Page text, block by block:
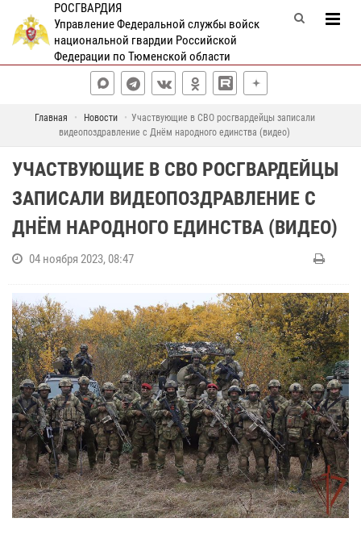
РОСГВАРДИЯ
Управление Федеральной службы войск
национальной гвардии Российской
Федерации по Тюменской области
Главная Новости
Участвующие в СВО росгвардейцы записали
видеопоздравление с Днём народного единства (видео)
УЧАСТВУЮЩИЕ В СВО РОСГВАРДЕЙЦЫ
ЗАПИСАЛИ ВИДЕОПОЗДРАВЛЕНИЕ С
ДНЁМ НАРОДНОГО ЕДИНСТВА (ВИДЕО)
04 ноября 2023, 08:47